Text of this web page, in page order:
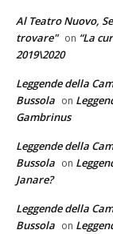
Al Teatro Nuovo,
trovare" on “La
2019\2020
Leggende della
Bussola on
Gambrinus
Leggende della
Bussola on
Janare?
Leggende della
Bussola on